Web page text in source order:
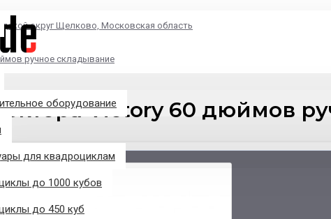
округ Щелково, Московская область
оборудование
для квадроциклам
до 1000 кубов
до 450 куб
ручное складывание
Victory 60 дюймов